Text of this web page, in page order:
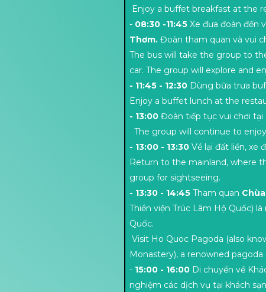
Enjoy a buffet breakfast at the
- 08:30 -11:45Xe đưa đoàn đến
Thơm. Đoàn tham quan và vui
The bus will take the group to
car. The group will explore and
- 11:45 - 12:30 Dùng bữa trưa
Enjoy a buffet lunch at the
- 13:00Đoàn tiếp tục vui chơi tại
The group will continue to
- 13:00 - 13:30Về lại đất liền, xe
Return to the mainland, where
group for sightseeing.
- 13:30 - 14:45 Tham quan
Thiền viện Trúc Lâm Hộ Quốc)
Quốc.
Visit Ho Quoc Pagoda (also
Monastery), a renowned
- 15:00 - 16:00 Di chuyển về
nghiệm các dịch vụ tại khách